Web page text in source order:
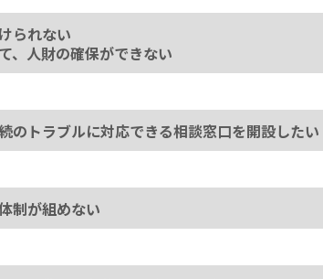
られない
、人財の確保ができない
のトラブルに対応できる相談窓口を開設したい
制が組めない